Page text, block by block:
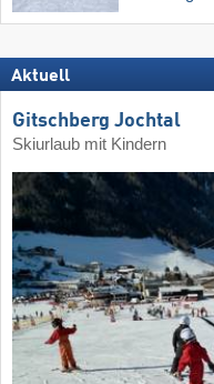
Aktuell
Gitschberg Jochtal
Skiurlaub mit Kindern